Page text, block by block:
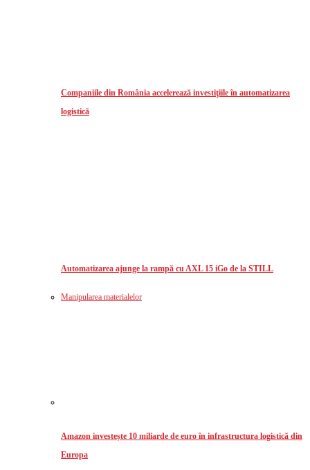
Companiile din România accelerează investiţiile în automatizarea
logistică
Automatizarea ajunge la rampă cu AXL 15 iGo de la STILL
Manipularea materialelor
Amazon investește 10 miliarde de euro în infrastructura logistică din
Europa